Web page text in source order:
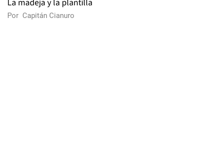
La madeja y la plantilla
Por Capitán Cianuro